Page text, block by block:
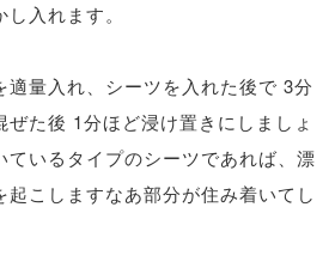
入れます。
適量入れ、シーツを入れた後で 3分
た後 1分ほど浸け置きにしましょ
ているタイプのシーツであれば、漂
起こしますなあ部分が住み着いてし